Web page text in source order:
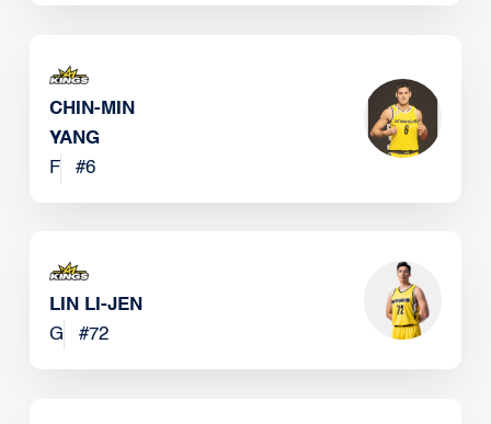
CHIN-MIN
YANG
F
#6
LIN LI-JEN
G
#72